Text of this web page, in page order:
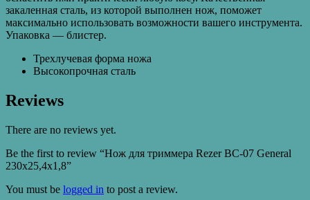
закаленная сталь, из которой выполнен нож, поможет
максимально использовать возможности вашего инструмента.
Упаковка — блистер.
Трехлучевая форма ножа
Высокопрочная сталь
Reviews
There are no reviews yet.
Be the first to review “Нож для триммера Rezer ВС-07 General
230х25,4х1,8”
You must be logged in to post a review.